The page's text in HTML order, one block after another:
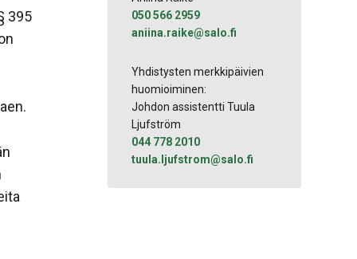
395
050 566 2959
aniina.raike@salo.fi
Yhdistysten merkkipäivien
huomioiminen:
Johdon assistentti Tuula
Ljufström
044 778 2010
tuula.​ljufstrom​@​salo.​fi​